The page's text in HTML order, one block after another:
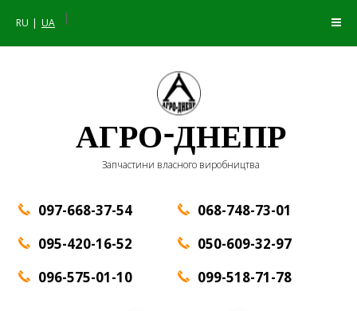
RU UA |
АГРО-ДНЕПР
Запчастини власного виробництва
097-668-37-54
095-420-16-52
096-575-01-10
068-748-73-01
050-609-32-97
099-518-71-78